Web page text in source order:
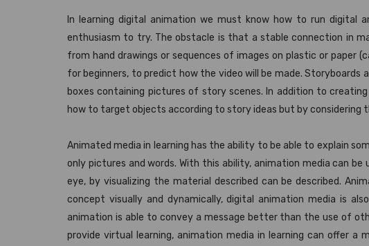
In learning digital animation we must know how to run digital
enthusiasm to try. The obstacle is that a stable connection in
from hand drawings or sequences of images on plastic or paper
for beginners, to predict how the video will be made. Storyboards
boxes containing pictures of story scenes. In addition to
how to target objects according to story ideas but by considering
Animated media in learning has the ability to be able to explain
only pictures and words. With this ability, animation media can
eye, by visualizing the material described can be described.
concept visually and dynamically, digital animation media is
animation is able to convey a message better than the use of
provide virtual learning, animation media in learning can offer